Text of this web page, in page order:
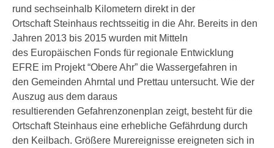
rund sechseinhalb Kilometern direkt in der
Ortschaft Steinhaus rechtsseitig in die Ahr. Bereits in den
Jahren 2013 bis 2015 wurden mit Mitteln
des Europäischen Fonds für regionale Entwicklung
EFRE im Projekt “Obere Ahr” die Wassergefahren in
den Gemeinden Ahrntal und Prettau untersucht. Wie der
Auszug aus dem daraus
resultierenden Gefahrenzonenplan zeigt, besteht für die
Ortschaft Steinhaus eine erhebliche Gefährdung durch
den Keilbach. Größere Murereignisse ereigneten sich in